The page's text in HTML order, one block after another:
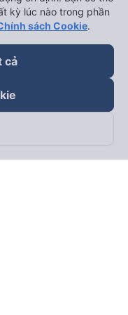
kỳ lúc nào trong phần
sách Cookie.
cả